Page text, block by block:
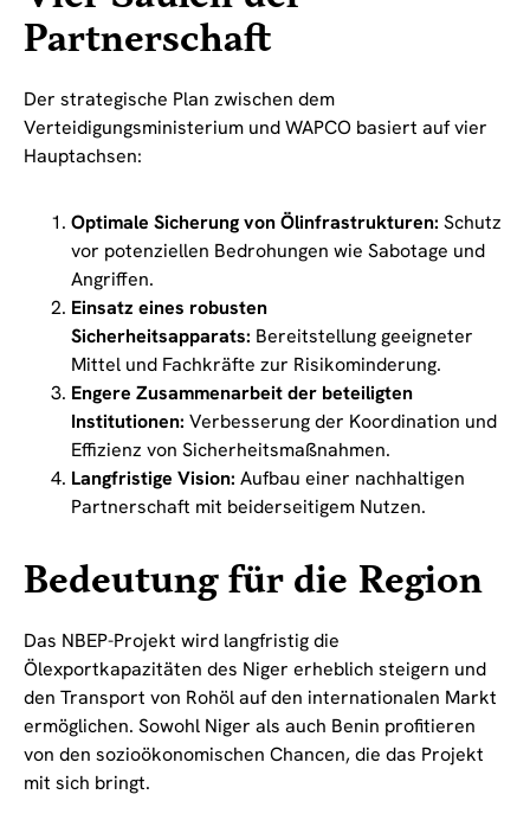
Partnerschaft
Der strategische Plan zwischen dem
Verteidigungsministerium und WAPCO basiert auf vier
Hauptachsen:
Optimale Sicherung von Ölinfrastrukturen: Schutz
vor potenziellen Bedrohungen wie Sabotage und
Angriffen.
Einsatz eines robusten
Sicherheitsapparats: Bereitstellung geeigneter
Mittel und Fachkräfte zur Risikominderung.
Engere Zusammenarbeit der beteiligten
Institutionen: Verbesserung der Koordination und
Effizienz von Sicherheitsmaßnahmen.
Langfristige Vision: Aufbau einer nachhaltigen
Partnerschaft mit beiderseitigem Nutzen.
Bedeutung für die Region
Das NBEP-Projekt wird langfristig die
Ölexportkapazitäten des Niger erheblich steigern und
den Transport von Rohöl auf den internationalen Markt
ermöglichen. Sowohl Niger als auch Benin profitieren
von den sozioökonomischen Chancen, die das Projekt
mit sich bringt.